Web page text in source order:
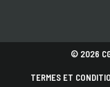
© 2026
TERMES ET